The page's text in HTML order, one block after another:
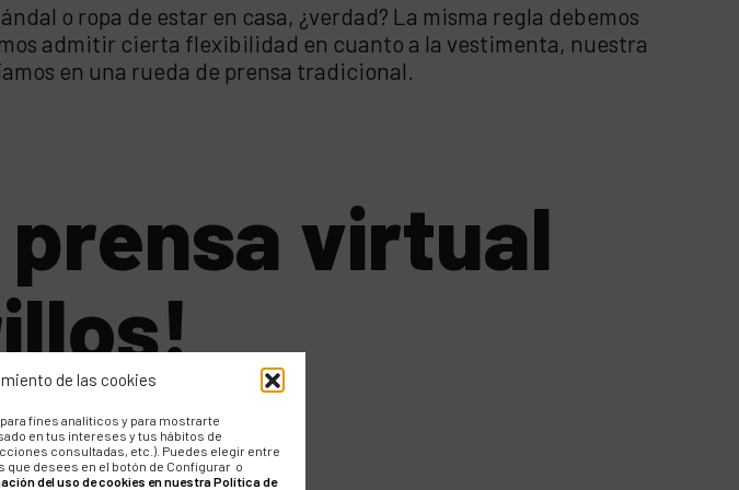
de las cookies
fines analíticos y para mostrarte
en tus intereses y tus hábitos de
consultadas, etc.). Puedes elegir entre
desees en el botón de Configurar o
del uso de cookies en nuestra Política de
o ropa de estar en casa, ¿verdad? La misma regla debemos
admitir cierta flexibilidad en cuanto a la vestimenta, nuestra
en una rueda de prensa tradicional.
prensa virtual